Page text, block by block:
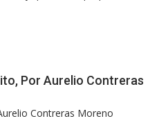
Por Aurelio Contreras
Contreras Moreno